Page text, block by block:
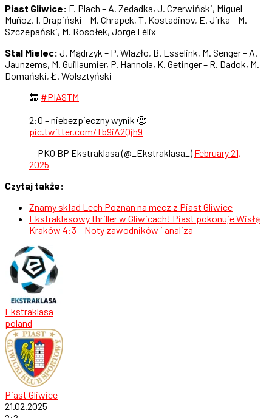
Piast Gliwice: F. Plach – A. Zedadka, J. Czerwiński, Miguel
Muñoz, I. Drapiński – M. Chrapek, T. Kostadinov, E. Jirka – M.
Szczepański, M. Rosołek, Jorge Félix
Stal Mielec: J. Mądrzyk – P. Wlazło, B. Esselink, M. Senger – A.
Jaunzems, M. Guillaumier, P. Hannola, K. Getinger – R. Dadok, M.
Domański, Ł. Wolsztyński
🔚 #PIASTM
2:0 – niebezpieczny wynik 🧐
pic.twitter.com/Tb9iA2Qjh9
— PKO BP Ekstraklasa (@_Ekstraklasa_) February 21,
2025
Czytaj także:
Znamy skład Lech Poznan na mecz z Piast Gliwice
Ekstraklasowy thriller w Gliwicach! Piast pokonuje Wisłę
Kraków 4:3 – Noty zawodników i analiza
Ekstraklasa
poland
Piast Gliwice
21.02.2025